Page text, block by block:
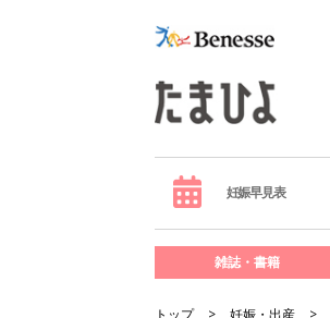
妊娠早見表
雑誌・書籍
トップ 妊娠・出産